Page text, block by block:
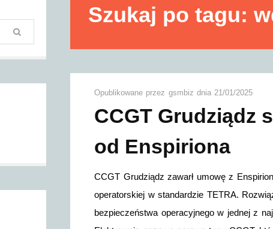
Szukaj po tagu:
Opublikowane przez gsmbiz dnia21/01/2025
CCGT Grudziądz
od Enspiriona
CCGT Grudziądz zawarł umowę z
operatorskiej w standardzie TETRA.
bezpieczeństwa operacyjnego w jednej z